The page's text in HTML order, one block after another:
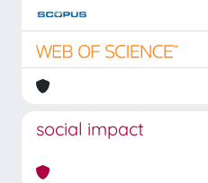
social impact